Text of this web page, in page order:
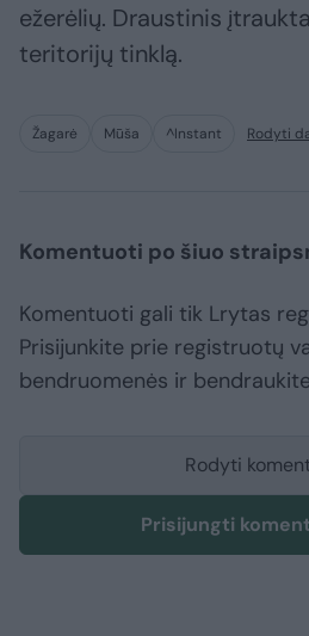
ežerėlių. Draustinis
teritorijų tinklą.
Žagarė Mūša ^Instant Rodyti
Komentuoti po šiuo
Komentuoti gali tik Lrytas
Prisijunkite prie registruotų
bendruomenės ir
Rodyti
Prisijungti